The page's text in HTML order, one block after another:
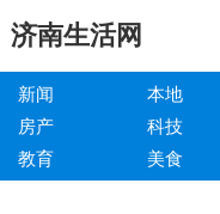
济南生活网
新闻 本地
房产
科技
教育
美食